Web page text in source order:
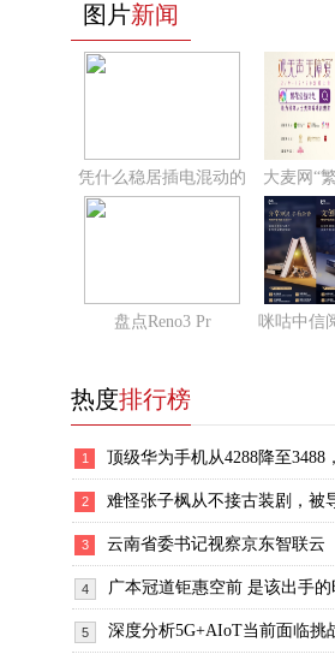
图片新闻
凭什么稳居插电混动的 大麦网“
盘点Reno3 Pr 咪咕中信
热度排行榜
1 顶级华为手机从4288降至3488
2 难怪张子枫从不接古装剧，被
3 云南省委书记视察京东智联云
4 广本冠道钜惠空前 是该出手的
5 深度分析5G+AIoT当前面临挑